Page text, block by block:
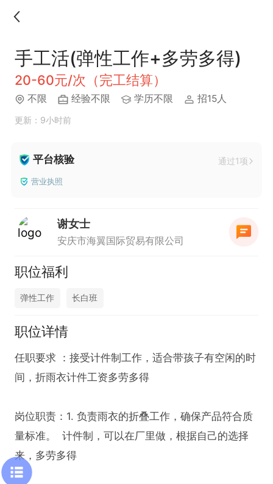
手工活(弹性工作+多劳多得)
20-60元/次（完工结算）
不限 经验不限 学历不限 招15人
更新：9小时前
平台核验 通过1项
营业执照
谢女士
安庆市海翼国际贸易有限公司
职位福利
弹性工作 长白班
职位详情
任职要求 ：接受计件制工作，适合带孩子有空闲的时
间，折雨衣计件工资多劳多得
岗位职责：1. 负责雨衣的折叠工作，确保产品符合质
量标准。  计件制，可以在厂里做，根据自己的选择
来，多劳多得